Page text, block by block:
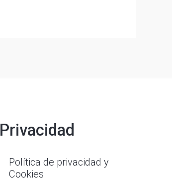
Privacidad
Política de privacidad y
Cookies